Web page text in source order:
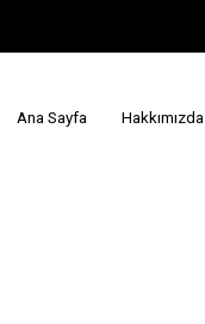
Ana Sayfa Hakkımızda